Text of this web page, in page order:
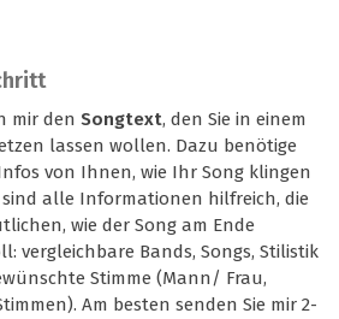
mir den Songtext, den Sie in einem
lassen wollen. Dazu benötige
von Ihnen, wie Ihr Song klingen
alle Informationen hilfreich, die
wie der Song am Ende
vergleichbare Bands, Songs, Stilistik
Stimme (Mann/ Frau,
Am besten senden Sie mir 2-